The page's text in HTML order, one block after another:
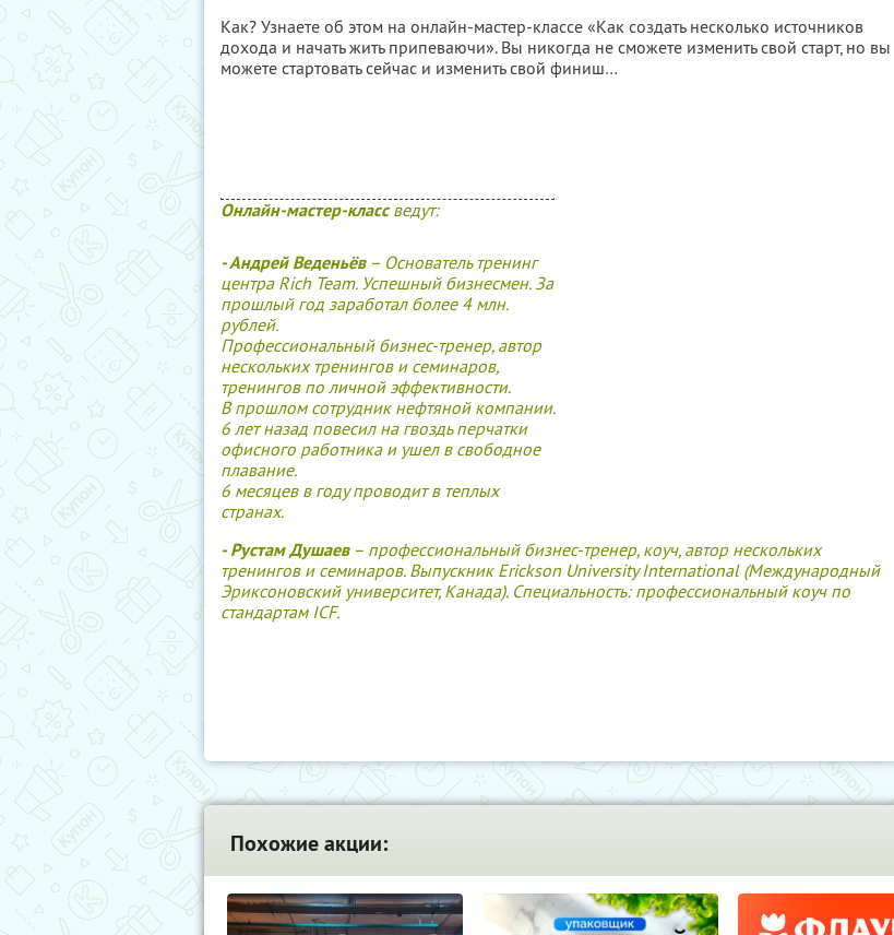
Как? Узнаете об этом на онлайн-мастер-классе «Как создать несколько источников
дохода и начать жить припеваючи». Вы никогда не сможете изменить свой старт, но вы
можете стартовать сейчас и изменить свой финиш…
Онлайн-мастер-классведут:
- Андрей Веденьёв– Основатель тренинг
центра Rich Team. Успешный бизнесмен. За
прошлый год заработал более 4 млн.
рублей.
Профессиональный бизнес-тренер, автор
нескольких тренингов и семинаров,
тренингов по личной эффективности.
В прошлом сотрудник нефтяной компании.
6 лет назад повесил на гвоздь перчатки
офисного работника и ушел в свободное
плавание.
6 месяцев в году проводит в теплых
странах.
- Рустам Душаев– профессиональный бизнес-тренер, коуч, автор нескольких
тренингов и семинаров. Выпускник Erickson University International (Международный
Эриксоновский университет, Канада). Специальность: профессиональный коуч по
стандартам ICF.
Похожие акции: